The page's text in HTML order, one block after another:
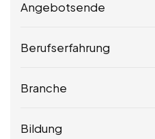
Angebotsende
Berufserfahrung
Branche
Bildung